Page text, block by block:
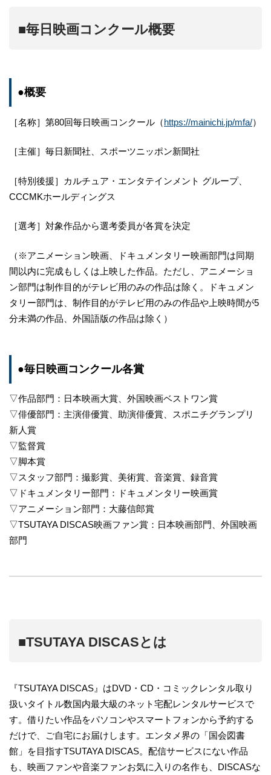
■毎日映画コンクール概要
●概要
［名称］第80回毎日映画コンクール（https://mainichi.jp/mfa/）
［主催］毎日新聞社、スポーツニッポン新聞社
［特別後援］カルチュア・エンタテインメント グループ、
CCCMKホールディングス
［選考］対象作品から選考委員が各賞を決定
（※アニメーション映画、ドキュメンタリー映画部門は同期
間以内に完成もしくは上映した作品。ただし、アニメーショ
ン部門は制作目的がテレビ用のみの作品は除く。ドキュメン
タリー部門は、制作目的がテレビ用のみの作品や上映時間が5
分未満の作品、外国語版の作品は除く）
●毎日映画コンクール各賞
▽作品部門：日本映画大賞、外国映画ベストワン賞
▽俳優部門：主演俳優賞、助演俳優賞、スポニチグランプリ
新人賞
▽監督賞
▽脚本賞
▽スタッフ部門：撮影賞、美術賞、音楽賞、録音賞
▽ドキュメンタリー部門：ドキュメンタリー映画賞
▽アニメーション部門：大藤信郎賞
▽TSUTAYA DISCAS映画ファン賞：日本映画部門、外国映画
部門
■TSUTAYA DISCASとは
『TSUTAYA DISCAS』はDVD・CD・コミックレンタル取り
扱いタイトル数国内最大級のネット宅配レンタルサービスで
す。借りたい作品をパソコンやスマートフォンから予約する
だけで、ご自宅にお届けします。エンタメ界の「国会図書
館」を目指すTSUTAYA DISCAS。配信サービスにない作品
も、映画ファンや音楽ファンお気に入りの名作も、DISCASな